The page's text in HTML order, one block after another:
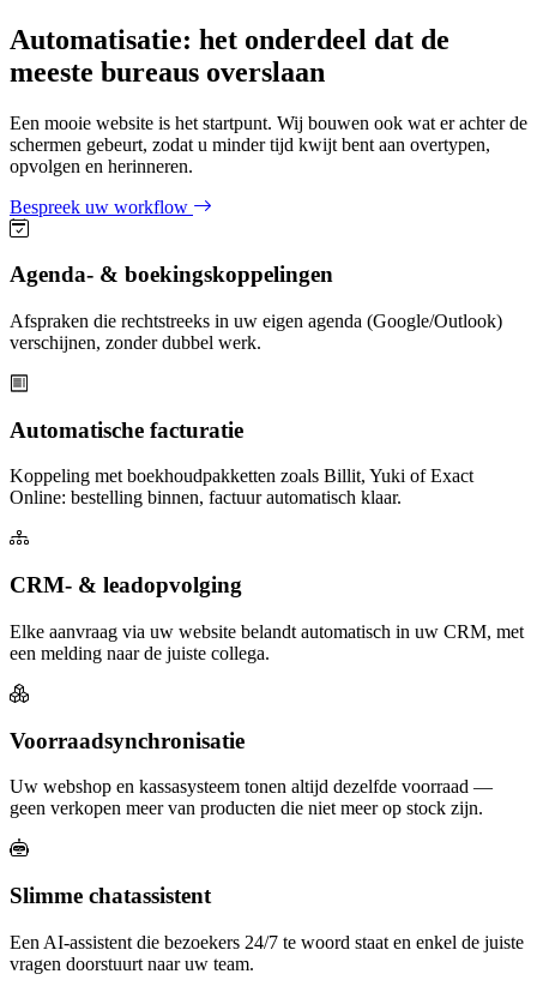
Automatisatie: het onderdeel dat de
meeste bureaus overslaan
Een mooie website is het startpunt. Wij bouwen ook wat er achter de
schermen gebeurt, zodat u minder tijd kwijt bent aan overtypen,
opvolgen en herinneren.
Bespreek uw workflow
Agenda- & boekingskoppelingen
Afspraken die rechtstreeks in uw eigen agenda (Google/Outlook)
verschijnen, zonder dubbel werk.
Automatische facturatie
Koppeling met boekhoudpakketten zoals Billit, Yuki of Exact
Online: bestelling binnen, factuur automatisch klaar.
CRM- & leadopvolging
Elke aanvraag via uw website belandt automatisch in uw CRM, met
een melding naar de juiste collega.
Voorraadsynchronisatie
Uw webshop en kassasysteem tonen altijd dezelfde voorraad —
geen verkopen meer van producten die niet meer op stock zijn.
Slimme chatassistent
Een AI-assistent die bezoekers 24/7 te woord staat en enkel de juiste
vragen doorstuurt naar uw team.